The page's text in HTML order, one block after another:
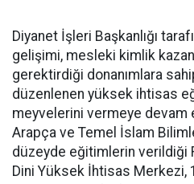
Diyanet İşleri Başkanlığı
gelişimi, mesleki kimlik
gerektirdiği donanımlara
düzenlenen yüksek ihtisas
meyvelerini vermeye devam
Arapça ve Temel İslam
düzeyde eğitimlerin verildiği
Dini Yüksek İhtisas Merkezi,